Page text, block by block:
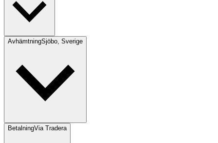
AvhämtningSjöbo, Sverige
BetalningVia Tradera